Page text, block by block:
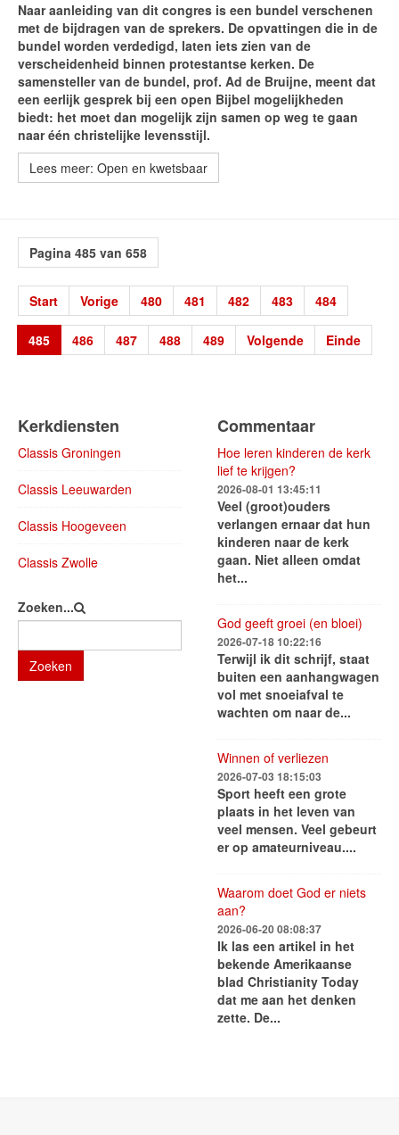
Naar aanleiding van dit congres is een bundel verschenen
met de bijdragen van de sprekers. De opvattingen die in de
bundel worden verdedigd, laten iets zien van de
verscheidenheid binnen protestantse kerken. De
samensteller van de bundel, prof. Ad de Bruijne, meent dat
een eerlijk gesprek bij een open Bijbel mogelijkheden
biedt: het moet dan mogelijk zijn samen op weg te gaan
naar één christelijke levensstijl.
Lees meer: Open en kwetsbaar
Pagina 485 van 658
Start Vorige 480 481 482 483 484
485 486 487 488 489 Volgende Einde
Kerkdiensten
Classis Groningen
Classis Leeuwarden
Classis Hoogeveen
Classis Zwolle
Zoeken...
Zoeken
Commentaar
Hoe leren kinderen de kerk
lief te krijgen?
2026-08-01 13:45:11
Veel (groot)ouders
verlangen ernaar dat hun
kinderen naar de kerk
gaan. Niet alleen omdat
het...
God geeft groei (en bloei)
2026-07-18 10:22:16
Terwijl ik dit schrijf, staat
buiten een aanhangwagen
vol met snoeiafval te
wachten om naar de...
Winnen of verliezen
2026-07-03 18:15:03
Sport heeft een grote
plaats in het leven van
veel mensen. Veel gebeurt
er op amateurniveau....
Waarom doet God er niets
aan?
2026-06-20 08:08:37
Ik las een artikel in het
bekende Amerikaanse
blad Christianity Today
dat me aan het denken
zette. De...